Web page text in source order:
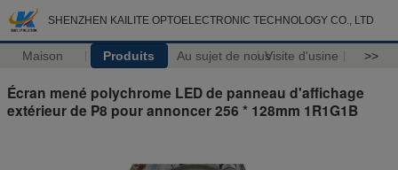
SHENZHEN KAILITE OPTOELECTRONIC TECHNOLOGY CO., LTD
Maison Produits Au sujet de nousVisite d'usine >>
Écran mené polychrome LED de panneau d'affichage
extérieur de P8 pour annoncer 256 * 128mm 1R1G1B